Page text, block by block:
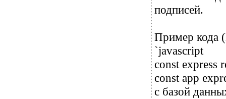
подписей.
Пример кода
`javascript
const express
const app
с базой